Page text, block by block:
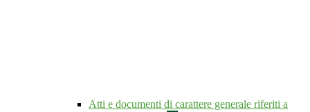
Atti e documenti di carattere generale riferiti a